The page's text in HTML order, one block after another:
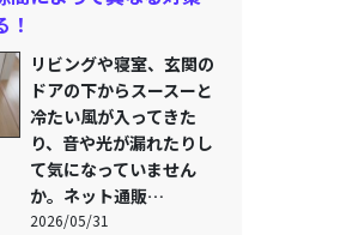
！
リビングや寝室、玄関の
ドアの下からスースーと
冷たい風が入ってきた
り、音や光が漏れたりし
て気になっていません
か。ネット通販…
2026/05/31